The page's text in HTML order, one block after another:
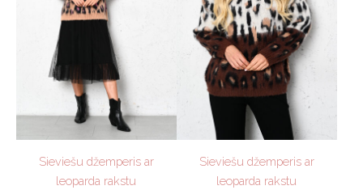
Sieviešu džemperis ar
leoparda rakstu
Sieviešu džemperis ar
leoparda rakstu